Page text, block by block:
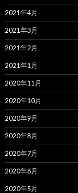
2021年4月
2021年3月
2021年2月
2021年1月
2020年11月
2020年10月
2020年9月
2020年8月
2020年7月
2020年6月
2020年5月